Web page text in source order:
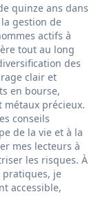
quinze ans dans
gestion de
actifs à
tout au long
des
clair et
en bourse,
précieux.
conseils
de la vie et à la
mes lecteurs à
les risques. À
pratiques, je
accessible,